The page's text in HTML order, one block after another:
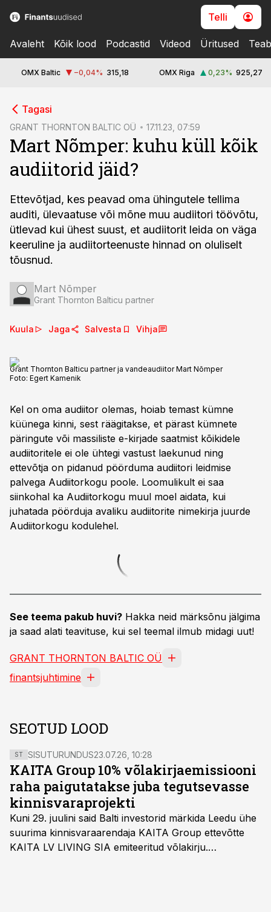
Telli
Avaleht Kõik lood Podcastid Videod Üritused
OMX Baltic −0,04% 315,18 OMX Riga 0,23% 925,27
Tagasi
GRANT THORNTON BALTIC OÜ 17.11.23, 07:59
Mart Nõmper: kuhu küll kõik
audiitorid jäid?
Ettevõtjad, kes peavad oma ühingutele tellima
auditi, ülevaatuse või mõne muu audiitori töövõtu,
ütlevad kui ühest suust, et audiitorit leida on väga
keeruline ja audiitorteenuste hinnad on oluliselt
tõusnud.
Mart Nõmper
Grant Thornton Balticu partner
Kuula Jaga Salvesta Vihja
Grant Thornton Balticu partner ja vandeaudiitor Mart Nõmper
Foto: Egert Kamenik
Kel on oma audiitor olemas, hoiab temast kümne
küünega kinni, sest räägitakse, et pärast kümnete
päringute või massiliste e-kirjade saatmist kõikidele
audiitoritele ei ole ühtegi vastust laekunud ning
ettevõtja on pidanud pöörduma audiitori leidmise
palvega Audiitorkogu poole. Loomulikult ei saa
siinkohal ka Audiitorkogu muul moel aidata, kui
juhatada pöörduja avaliku audiitorite nimekirja juurde
Audiitorkogu kodulehel.
See teema pakub huvi? Hakka neid märksõnu jälgima
ja saad alati teavituse, kui sel teemal ilmub midagi uut!
GRANT THORNTON BALTIC OÜ
finantsjuhtimine
SEOTUD LOOD
ST SISUTURUNDUS23.07.26, 10:28
KAITA Group 10% võlakirjaemissiooni
raha paigutatakse juba tegutsevasse
kinnisvaraprojekti
Kuni 29. juulini said Balti investorid märkida Leedu ühe
suurima kinnisvaraarendaja KAITA Group ettevõtte
KAITA LV LIVING SIA emiteeritud võlakirju.